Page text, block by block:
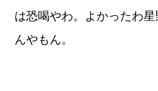
は恐喝やわ。よかったわ
んやもん。